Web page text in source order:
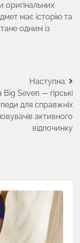
оригінальних
має історію та
одним із
Наступна:
Big Seven — гірські
для справжніх
активного
відпочинку